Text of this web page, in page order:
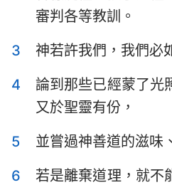
希伯來書
約翰三書
啟示錄
審判各等教訓。
3
神若許我們，我們必
4
論到那些已經蒙了光
又於聖靈有份，
5
並嘗過神善道的滋味
6
若是離棄道理，就不